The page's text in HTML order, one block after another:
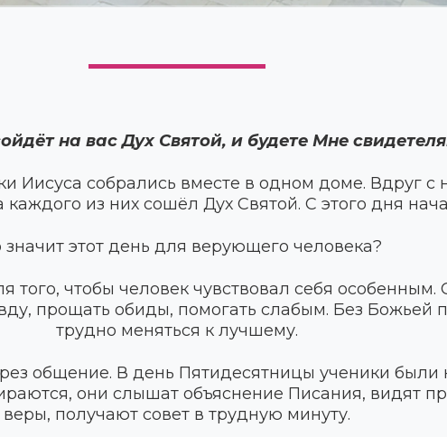
на вас Дух Святой, и будете Мне
Иисуса собрались вместе в одном доме. Вдруг с
каждого из них сошёл Дух Святой. С этого дня
значит этот день для верующего человека?
того, чтобы человек чувствовал себя
прощать обиды, помогать слабым. Без Божьей
трудно меняться к лучшему.
общение. В день Пятидесятницы ученики были
они слышат объяснение Писания, видят
веры, получают совет в трудную минуту.